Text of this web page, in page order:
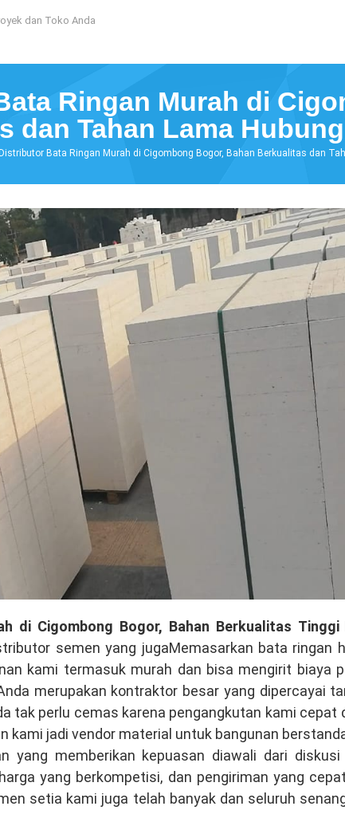
dan Toko Anda
Ringan Murah di
dan Tahan Lama
Distributor Bata Ringan Murah di Cigombong Bogor, Bahan Berkualitas dan
di Cigombong Bogor, Bahan Berkualitas Tinggi
semen yang jugaMemasarkan bata ringan
kami termasuk murah dan bisa mengirit biaya
merupakan kontraktor besar yang dipercayai
tak perlu cemas karena pengangkutan kami cepat
kami jadi vendor material untuk bangunan
yang memberikan kepuasan diawali dari diskusi
yang berkompetisi, dan pengiriman yang
setia kami juga telah banyak dan seluruh